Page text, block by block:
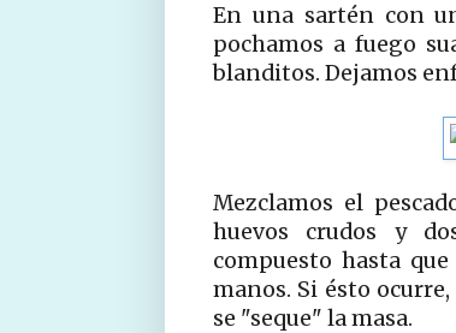
En una sartén con
pochamos a fuego
blanditos. Dejamos
Mezclamos el
huevos crudos y
compuesto hasta
manos. Si ésto
se "seque" la masa.